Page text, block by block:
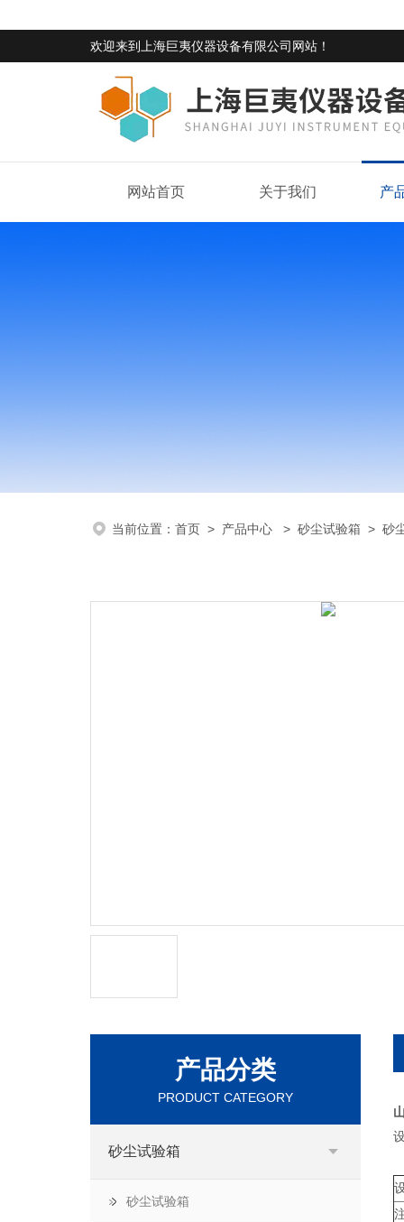
欢迎来到 上海巨夷仪器设备有限公司网站 ！
网站首页 关于我们 产
当前位置： 首页 > 产品中心 > 砂尘试验箱 > 砂
产品分类
PRODUCT CATEGORY
砂尘试验箱
砂尘试验箱